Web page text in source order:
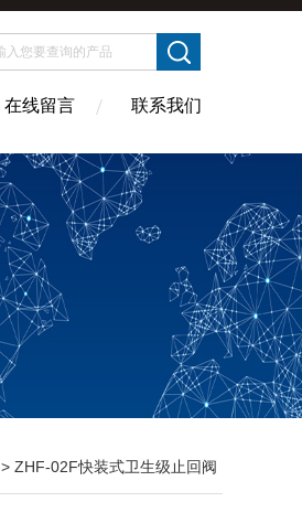
在线留言 联系我们
> ZHF-02F快装式卫生级止回阀